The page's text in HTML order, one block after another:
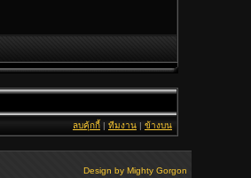
ลบคุ้กกี้ | ทีมงาน | ข้างบน
Design by Mighty Gorgon